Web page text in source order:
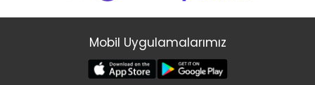
Mobil Uygulamalarımız